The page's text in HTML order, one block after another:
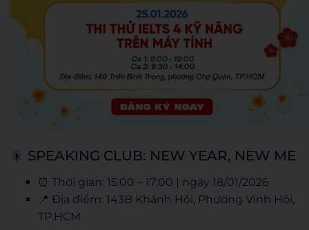
🎇 SPEAKING CLUB: NEW YEAR, NEW ME
⏰ Thời gian: 15:00 – 17:00 | ngày 18/01/2026
📍 Địa điểm: 143B Khánh Hội, Phường Vĩnh Hội,
TP.HCM